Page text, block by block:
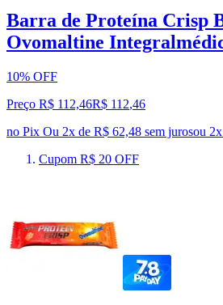
Barra de Proteína Crisp
Ovomaltine
10% OFF
Preço R$ 112,46R$ 112,46
no Pix Ou 2x de R$ 62,48 sem jurosou 2
Cupom R$ 20 OFF